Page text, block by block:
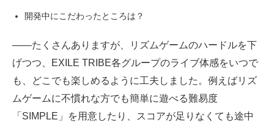
開発中にこだわったところは？
――たくさんありますが、リズムゲームのハードルを下
げつつ、EXILE TRIBE各グループのライブ体感をいつで
も、どこでも楽しめるように工夫しました。例えばリズ
ムゲームに不慣れな方でも簡単に遊べる難易度
「SIMPLE」を用意したり、スコアが足りなくても途中